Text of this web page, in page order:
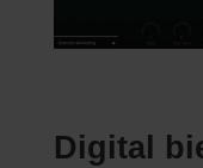
Digital